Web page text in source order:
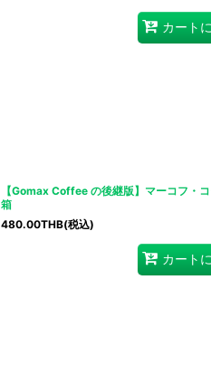
カート
【Gomax Coffee の後継版】マーコフ・
箱
480.00THB(税込)
カート